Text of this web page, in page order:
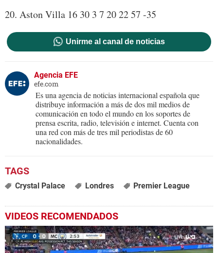
20. Aston Villa 16 30 3 7 20 22 57 -35
Unirme al canal de noticias
Agencia EFE
efe.com
Es una agencia de noticias internacional española que
distribuye información a más de dos mil medios de
comunicación en todo el mundo en los soportes de
prensa escrita, radio, televisión e internet. Cuenta con
una red con más de tres mil periodistas de 60
nacionalidades.
Crystal Palace Londres Premier League
VIDEOS RECOMENDADOS